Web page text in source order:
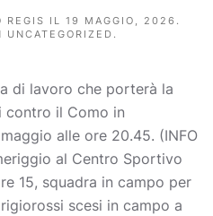
REGIS IL 19 MAGGIO, 2026 .
UNCATEGORIZED .
di lavoro che porterà la
contro il Como in
alle ore 20.45. (INFO
al Centro Sportivo
15, squadra in campo per
scesi in campo a